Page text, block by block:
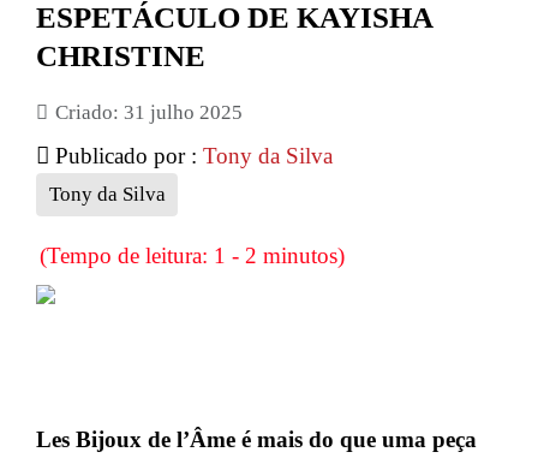
ESPETÁCULO DE KAYISHA
CHRISTINE
Criado: 31 julho 2025
Publicado por : Tony da Silva
Tony da Silva
(Tempo de leitura: 1 - 2 minutos)
Les Bijoux de l’Âme é mais do que uma peça